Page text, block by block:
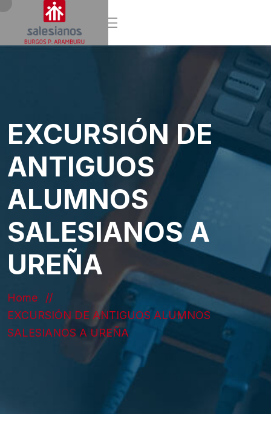
EXCURSIÓN DE
ANTIGUOS
ALUMNOS
SALESIANOS A
UREÑA
Home
EXCURSIÓN DE ANTIGUOS ALUMNOS
SALESIANOS A UREÑA